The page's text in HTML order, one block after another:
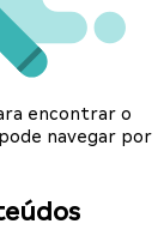
encontrar o
navegar por